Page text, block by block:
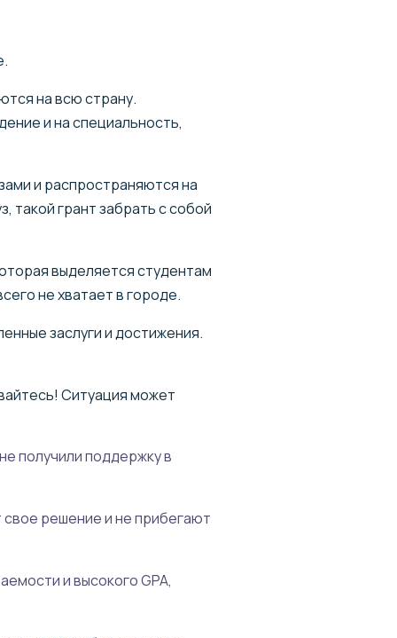
на всю страну.
и на специальность,
и распространяются на
такой грант забрать с собой
выделяется студентам
не хватает в городе.
заслуги и достижения.
Ситуация может
получили поддержку в
решение и не прибегают
и высокого GPA,